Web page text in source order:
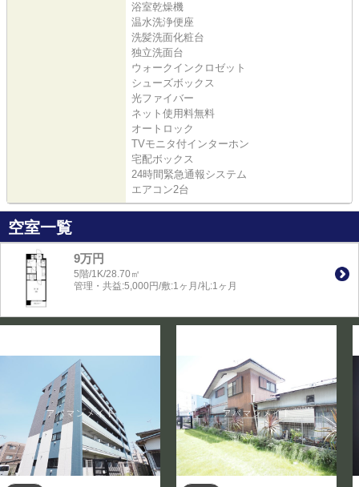
浴室乾燥機
温水洗浄便座
洗髪洗面化粧台
独立洗面台
ウォークインクロゼット
シューズボックス
光ファイバー
ネット使用料無料
オートロック
TVモニタ付インターホン
宅配ボックス
24時間緊急通報システム
エアコン2台
空室一覧
9万円
5階/1K/28.70㎡
管理・共益:5,000円/敷:1ヶ月/礼:1ヶ月